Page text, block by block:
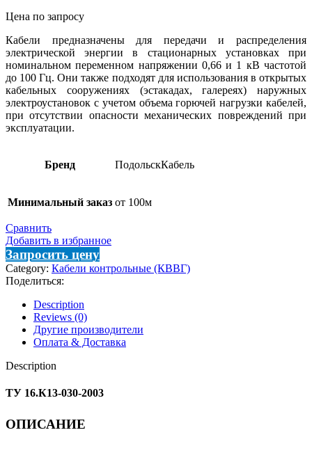
Цена по запросу
Кабели предназначены для передачи и распределения
электрической энергии в стационарных установках при
номинальном переменном напряжении 0,66 и 1 кВ частотой
до 100 Гц. Они также подходят для использования в открытых
кабельных сооружениях (эстакадах, галереях) наружных
электроустановок с учетом объема горючей нагрузки кабелей,
при отсутствии опасности механических повреждений при
эксплуатации.
Бренд ПодольскКабель
Минимальный заказ от 100м
Сравнить
Добавить в избранное
Запросить цену
Category: Кабели контрольные (КВВГ)
Поделиться:
Description
Reviews (0)
Другие производители
Оплата & Доставка
Description
ТУ 16.К13-030-2003
ОПИСАНИЕ